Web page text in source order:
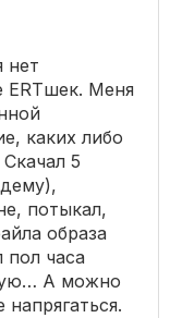
нет
ERTшек. Меня
каких либо
5
потыкал,
образа
часа
А можно